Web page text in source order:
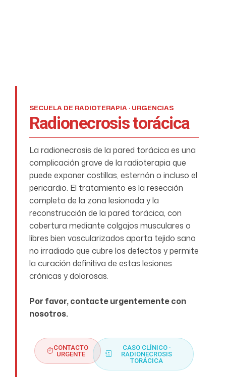
SECUELA DE RADIOTERAPIA · URGENCIAS
Radionecrosis torácica
La radionecrosis de la pared torácica es una
complicación grave de la radioterapia que
puede exponer costillas, esternón o incluso el
pericardio. El tratamiento es la resección
completa de la zona lesionada y la
reconstrucción de la pared torácica, con
cobertura mediante colgajos musculares o
libres bien vascularizados aporta tejido sano
no irradiado que cubre los defectos y permite
la curación definitiva de estas lesiones
crónicas y dolorosas.
Por favor, contacte urgentemente con
nosotros.
CONTACTO
URGENTE
CASO CLÍNICO ·
RADIONECROSIS
TORÁCICA